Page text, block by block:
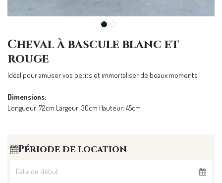
Cheval à bascule blanc et
rouge
Idéal pour amuser vos petits et immortaliser de beaux moments !
Dimensions:
Longueur: 72cm Largeur: 30cm Hauteur: 45cm
Période de location